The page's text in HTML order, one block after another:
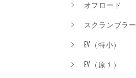
オフロード
スクランブラー
EV（特小）
EV（原１）